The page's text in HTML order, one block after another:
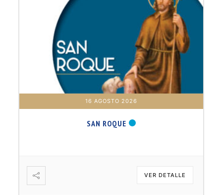
16 AGOSTO 2026
SAN ROQUE
VER DETALLE